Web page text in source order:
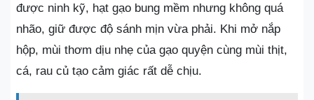
được ninh kỹ, hạt gạo bung mềm nhưng không quá
nhão, giữ được độ sánh mịn vừa phải. Khi mở nắp
hộp, mùi thơm dịu nhẹ của gạo quyện cùng mùi thịt,
cá, rau củ tạo cảm giác rất dễ chịu.